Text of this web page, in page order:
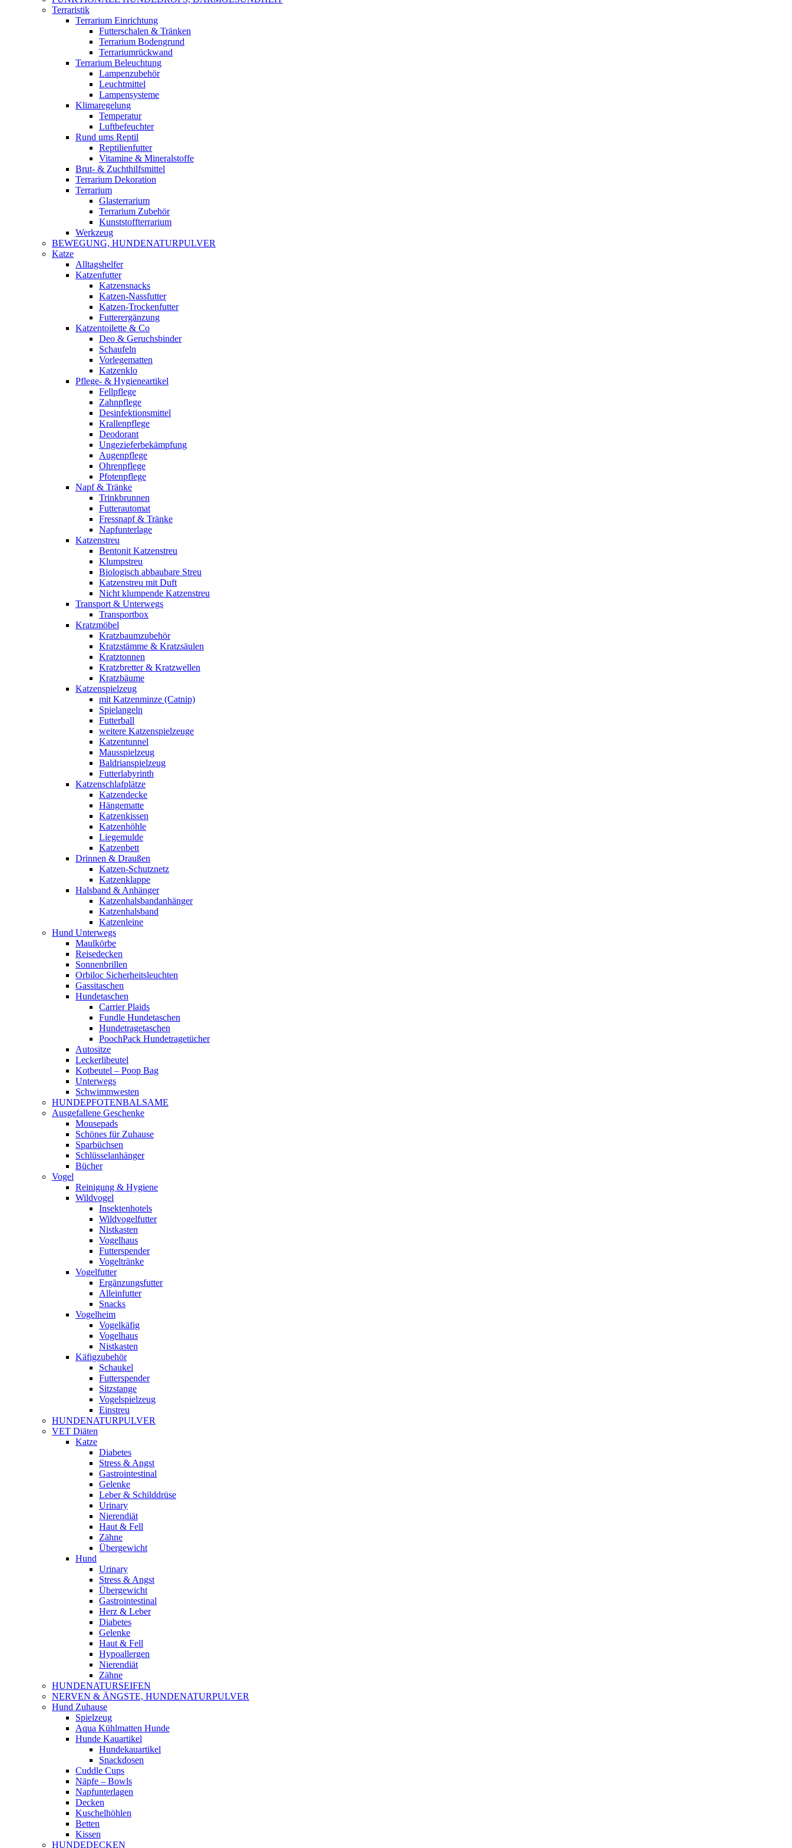
Terraristik
Terrarium Einrichtung
Futterschalen & Tränken
Terrarium Bodengrund
Terrariumrückwand
Terrarium Beleuchtung
Lampenzubehör
Leuchtmittel
Lampensysteme
Klimaregelung
Temperatur
Luftbefeuchter
Rund ums Reptil
Reptilienfutter
Vitamine & Mineralstoffe
Brut- & Zuchthilfsmittel
Terrarium Dekoration
Terrarium
Glasterrarium
Terrarium Zubehör
Kunststoffterrarium
Werkzeug
BEWEGUNG, HUNDENATURPULVER
Katze
Alltagshelfer
Katzenfutter
Katzensnacks
Katzen-Nassfutter
Katzen-Trockenfutter
Futterergänzung
Katzentoilette & Co
Deo & Geruchsbinder
Schaufeln
Vorlegematten
Katzenklo
Pflege- & Hygieneartikel
Fellpflege
Zahnpflege
Desinfektionsmittel
Krallenpflege
Deodorant
Ungezieferbekämpfung
Augenpflege
Ohrenpflege
Pfotenpflege
Napf & Tränke
Trinkbrunnen
Futterautomat
Fressnapf & Tränke
Napfunterlage
Katzenstreu
Bentonit Katzenstreu
Klumpstreu
Biologisch abbaubare Streu
Katzenstreu mit Duft
Nicht klumpende Katzenstreu
Transport & Unterwegs
Transportbox
Kratzmöbel
Kratzbaumzubehör
Kratzstämme & Kratzsäulen
Kratztonnen
Kratzbretter & Kratzwellen
Kratzbäume
Katzenspielzeug
mit Katzenminze (Catnip)
Spielangeln
Futterball
weitere Katzenspielzeuge
Katzentunnel
Mausspielzeug
Baldrianspielzeug
Futterlabyrinth
Katzenschlafplätze
Katzendecke
Hängematte
Katzenkissen
Katzenhöhle
Liegemulde
Katzenbett
Drinnen & Draußen
Katzen-Schutznetz
Katzenklappe
Halsband & Anhänger
Katzenhalsbandanhänger
Katzenhalsband
Katzenleine
Hund Unterwegs
Maulkörbe
Reisedecken
Sonnenbrillen
Orbiloc Sicherheitsleuchten
Gassitaschen
Hundetaschen
Carrier Plaids
Fundle Hundetaschen
Hundetragetaschen
PoochPack Hundetragetücher
Autositze
Leckerlibeutel
Kotbeutel – Poop Bag
Unterwegs
Schwimmwesten
HUNDEPFOTENBALSAME
Ausgefallene Geschenke
Mousepads
Schönes für Zuhause
Sparbüchsen
Schlüsselanhänger
Bücher
Vogel
Reinigung & Hygiene
Wildvogel
Insektenhotels
Wildvogelfutter
Nistkasten
Vogelhaus
Futterspender
Vogeltränke
Vogelfutter
Ergänzungsfutter
Alleinfutter
Snacks
Vogelheim
Vogelkäfig
Vogelhaus
Nistkasten
Käfigzubehör
Schaukel
Futterspender
Sitzstange
Vogelspielzeug
Einstreu
HUNDENATURPULVER
VET Diäten
Katze
Diabetes
Stress & Angst
Gastrointestinal
Gelenke
Leber & Schilddrüse
Urinary
Nierendiät
Haut & Fell
Zähne
Übergewicht
Hund
Urinary
Stress & Angst
Übergewicht
Gastrointestinal
Herz & Leber
Diabetes
Gelenke
Haut & Fell
Hypoallergen
Nierendiät
Zähne
HUNDENATURSEIFEN
NERVEN & ÄNGSTE, HUNDENATURPULVER
Hund Zuhause
Spielzeug
Aqua Kühlmatten Hunde
Hunde Kauartikel
Hundekauartikel
Snackdosen
Cuddle Cups
Näpfe – Bowls
Napfunterlagen
Decken
Kuschelhöhlen
Betten
Kissen
HUNDEDECKEN